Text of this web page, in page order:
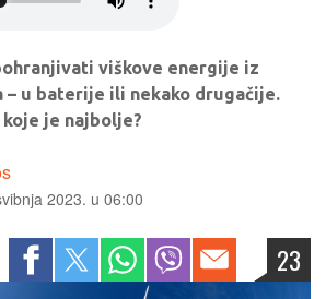
viškove energije iz
u baterije ili nekako drugačije.
je najbolje?
2023. u 06:00
23